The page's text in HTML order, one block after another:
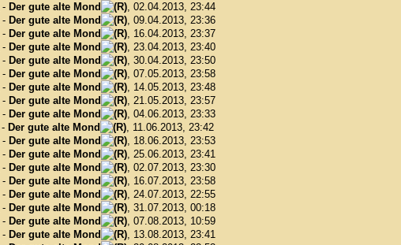
- Der gute alte Mond
, 02.04.2013, 23:44
- Der gute alte Mond
, 09.04.2013, 23:36
- Der gute alte Mond
, 16.04.2013, 23:37
- Der gute alte Mond
, 23.04.2013, 23:40
- Der gute alte Mond
, 30.04.2013, 23:50
- Der gute alte Mond
, 07.05.2013, 23:58
- Der gute alte Mond
, 14.05.2013, 23:48
- Der gute alte Mond
, 21.05.2013, 23:57
- Der gute alte Mond
, 04.06.2013, 23:33
- Der gute alte Mond
, 11.06.2013, 23:42
- Der gute alte Mond
, 18.06.2013, 23:53
- Der gute alte Mond
, 25.06.2013, 23:41
- Der gute alte Mond
, 02.07.2013, 23:30
- Der gute alte Mond
, 16.07.2013, 23:58
- Der gute alte Mond
, 24.07.2013, 22:55
- Der gute alte Mond
, 31.07.2013, 00:18
- Der gute alte Mond
, 07.08.2013, 10:59
- Der gute alte Mond
, 13.08.2013, 23:41